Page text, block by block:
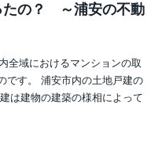
たの？ ～浦安の不動
全域におけるマンションの取
です。 浦安市内の土地戸建の
は建物の建築の様相によって